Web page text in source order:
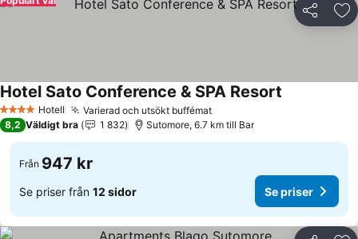
Dela
4 StjärnorHotell Varierad och utsökt buffémat
Hotel Sato Conference & SPA Resort
8,2 Väldigt bra 1 832 Sutomore, 6.7 km till Bar
Från 947 kr
Se priser från 12 sidor Se priser